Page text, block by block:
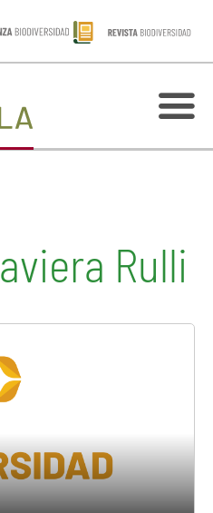
Rulli